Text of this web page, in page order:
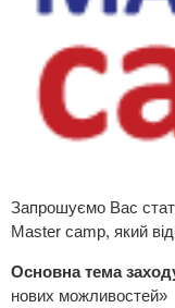
Запрошуємо Вас
Master camp, який
Основна тема
нових можливостей»